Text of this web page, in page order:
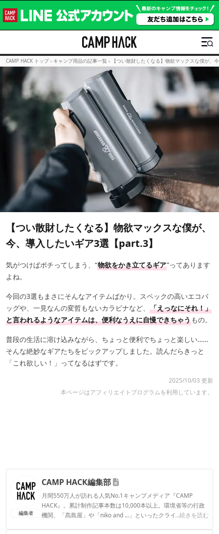
CAMP HACK トップ › キャンプ用品の記事一覧 › 【つい散財したくなる】物欲マックスな僕が、
【つい散財したくなる】物欲マックスな僕が、
今、導入したいギア3選【part.3】
気がつけばポチってしまう、“物欲をかき立てるギア”ってあります
よね。
今回の3選もまさにそんなアイテムばかり。スペックの高いエコバ
ッグや、一見なんの変哲もないカラビナなど、 「えっなにそれ！」
と言われるようなアイテムは、便利なうえに自慢できちゃうもの。
普段の生活に溶け込みながら、ちょっと便利でちょっと楽しい……
そんな絶妙なギアたちをピックアップしました。読んだらきっと
「これ欲しい！」ってなるはずです。
2025/10/03 更新
本ページはアフィリエイトプログラムを利用しています。
編集者
CAMP HACK編集部
月間550万人が訪れる人気No.1キャンプメディア『CAMP
HACK』。累計制作記事本数は10,000本以上。環境省等の行政
機関、「髙島屋」や「niko and ...」といったクライアントとの
...続きを読む